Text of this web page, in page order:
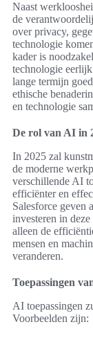
Naast
de
over privacy,
technologie
kader is
technologie
lange termijn
ethische
en technologie
De rol van AI in
In 2025 zal
de moderne
verschillende AI
efficiënter en
Salesforce geven
investeren in
alleen de
mensen en
veranderen.
Toepassingen
AI toepassingen
Voorbeelden zijn: